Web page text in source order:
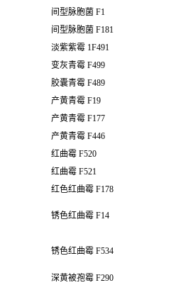
间型脉胞菌 F1
间型脉胞菌 F181
淡紫紫霉 1F491
变灰青霉 F499
胶囊青霉 F489
产黄青霉 F19
产黄青霉 F177
产黄青霉 F446
红曲霉 F520
红曲霉 F521
红色红曲霉 F178
锈色红曲霉 F14
锈色红曲霉 F534
深黄被孢霉 F290